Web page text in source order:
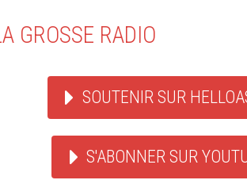
GROSSE RADIO
SOUTENIR SUR
S'ABONNER SUR